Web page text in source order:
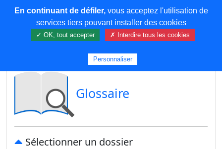
COREMA
Glossaire
Sélectionner un dossier
En continuant de défiler,vous acceptez l'utilisation de
services tiers pouvant installer des cookies
✓ OK, tout accepter ✗ Interdire tous les cookies
Personnaliser